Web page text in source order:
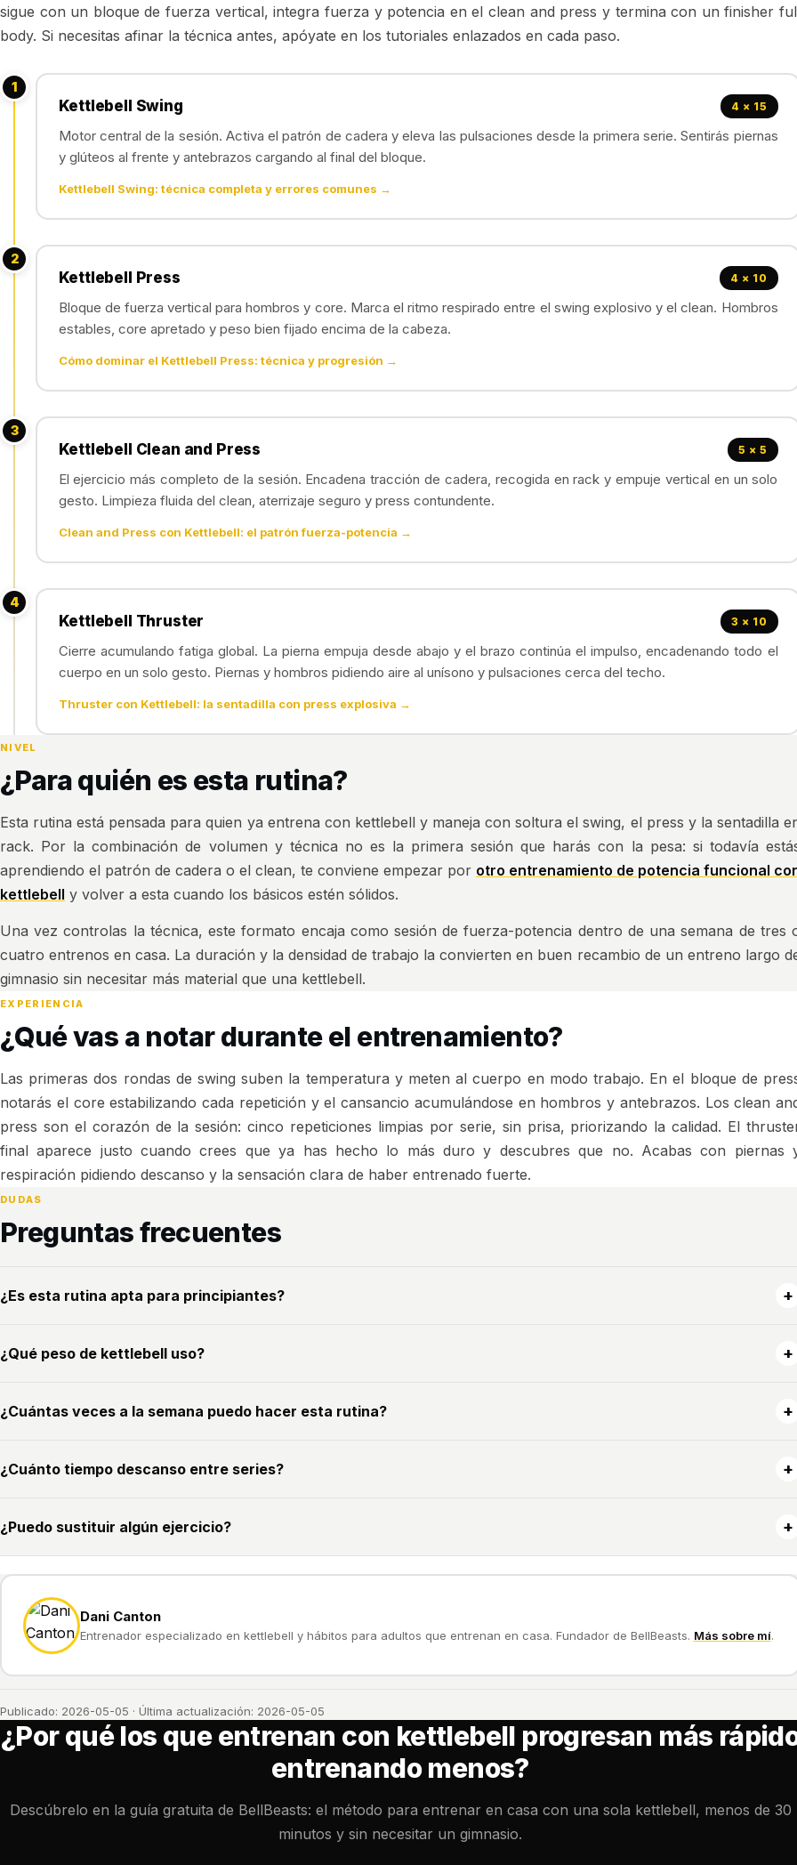
sigue con un bloque de fuerza vertical, integra fuerza y potencia en el clean and press y termina con un finisher
body. Si necesitas afinar la técnica antes, apóyate en los tutoriales enlazados en cada paso.
1
Kettlebell Swing 4 × 15
Motor central de la sesión. Activa el patrón de cadera y eleva las pulsaciones desde la primera serie. Sentirás piernas
y glúteos al frente y antebrazos cargando al final del bloque.
Kettlebell Swing: técnica completa y errores comunes →
2
Kettlebell Press 4 × 10
Bloque de fuerza vertical para hombros y core. Marca el ritmo respirado entre el swing explosivo y el clean. Hombros
estables, core apretado y peso bien fijado encima de la cabeza.
Cómo dominar el Kettlebell Press: técnica y progresión →
3
Kettlebell Clean and Press 5 × 5
El ejercicio más completo de la sesión. Encadena tracción de cadera, recogida en rack y empuje vertical en un solo
gesto. Limpieza fluida del clean, aterrizaje seguro y press contundente.
Clean and Press con Kettlebell: el patrón fuerza-potencia →
4
Kettlebell Thruster 3 × 10
Cierre acumulando fatiga global. La pierna empuja desde abajo y el brazo continúa el impulso, encadenando todo el
cuerpo en un solo gesto. Piernas y hombros pidiendo aire al unísono y pulsaciones cerca del techo.
Thruster con Kettlebell: la sentadilla con press explosiva →
NIVEL
¿Para quién es esta rutina?
Esta rutina está pensada para quien ya entrena con kettlebell y maneja con soltura el swing, el press y la sentadilla
rack. Por la combinación de volumen y técnica no es la primera sesión que harás con la pesa: si todavía
aprendiendo el patrón de cadera o el clean, te conviene empezar por otro entrenamiento de potencia funcional
kettlebell y volver a esta cuando los básicos estén sólidos.
Una vez controlas la técnica, este formato encaja como sesión de fuerza-potencia dentro de una semana de tres
cuatro entrenos en casa. La duración y la densidad de trabajo la convierten en buen recambio de un entreno largo
gimnasio sin necesitar más material que una kettlebell.
EXPERIENCIA
¿Qué vas a notar durante el entrenamiento?
Las primeras dos rondas de swing suben la temperatura y meten al cuerpo en modo trabajo. En el bloque de
notarás el core estabilizando cada repetición y el cansancio acumulándose en hombros y antebrazos. Los clean
press son el corazón de la sesión: cinco repeticiones limpias por serie, sin prisa, priorizando la calidad. El
final aparece justo cuando crees que ya has hecho lo más duro y descubres que no. Acabas con piernas
respiración pidiendo descanso y la sensación clara de haber entrenado fuerte.
DUDAS
Preguntas frecuentes
¿Es esta rutina apta para principiantes? +
¿Qué peso de kettlebell uso? +
¿Cuántas veces a la semana puedo hacer esta rutina? +
¿Cuánto tiempo descanso entre series? +
¿Puedo sustituir algún ejercicio? +
Dani Canton
Entrenador especializado en kettlebell y hábitos para adultos que entrenan en casa. Fundador de BellBeasts. Más sobre mí.
Publicado: 2026-05-05 · Última actualización: 2026-05-05
¿Por qué los que entrenan con kettlebell progresan más
entrenando menos?
Descúbrelo en la guía gratuita de BellBeasts: el método para entrenar en casa con una sola kettlebell, menos de 30
minutos y sin necesitar un gimnasio.